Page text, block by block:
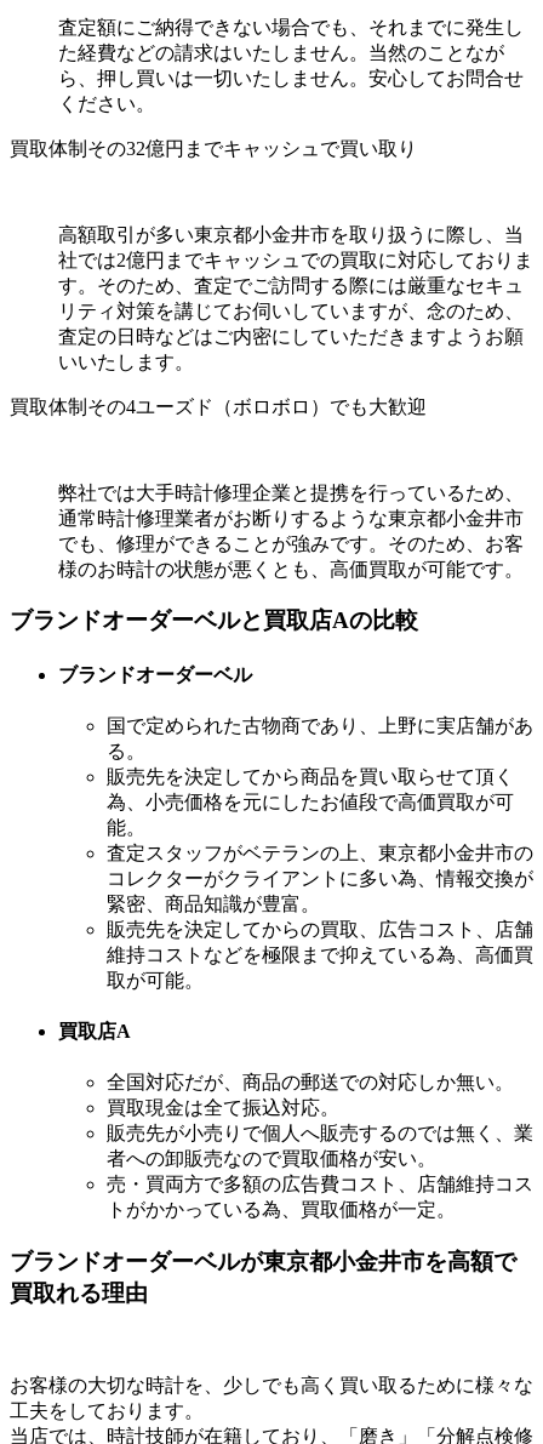
査定額にご納得できない場合でも、それまでに発生し
た経費などの請求はいたしません。当然のことなが
ら、押し買いは一切いたしません。安心してお問合せ
ください。
買取体制その32億円までキャッシュで買い取り
高額取引が多い東京都小金井市を取り扱うに際し、当
社では2億円までキャッシュでの買取に対応しておりま
す。そのため、査定でご訪問する際には厳重なセキュ
リティ対策を講じてお伺いしていますが、念のため、
査定の日時などはご内密にしていただきますようお願
いいたします。
買取体制その4ユーズド（ボロボロ）でも大歓迎
弊社では大手時計修理企業と提携を行っているため、
通常時計修理業者がお断りするような東京都小金井市
でも、修理ができることが強みです。そのため、お客
様のお時計の状態が悪くとも、高価買取が可能です。
ブランドオーダーベルと買取店Aの比較
ブランドオーダーベル
国で定められた古物商であり、上野に実店舗があ
る。
販売先を決定してから商品を買い取らせて頂く
為、小売価格を元にしたお値段で高価買取が可
能。
査定スタッフがベテランの上、東京都小金井市の
コレクターがクライアントに多い為、情報交換が
緊密、商品知識が豊富。
販売先を決定してからの買取、広告コスト、店舗
維持コストなどを極限まで抑えている為、高価買
取が可能。
買取店A
全国対応だが、商品の郵送での対応しか無い。
買取現金は全て振込対応。
販売先が小売りで個人へ販売するのでは無く、業
者への卸販売なので買取価格が安い。
売・買両方で多額の広告費コスト、店舗維持コス
トがかかっている為、買取価格が一定。
ブランドオーダーベルが東京都小金井市を高額で
買取れる理由
お客様の大切な時計を、少しでも高く買い取るために様々な
工夫をしております。
当店では、時計技師が在籍しており、「磨き」「分解点検修